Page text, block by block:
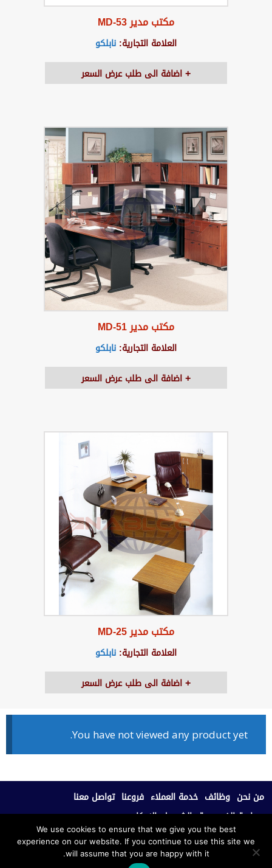
مكتب مدير MD-53
العلامة التجارية: نابلكو
اضافة الى طلب عرض السعر
مكتب مدير MD-51
العلامة التجارية: نابلكو
اضافة الى طلب عرض السعر
مكتب مدير MD-25
العلامة التجارية: نابلكو
اضافة الى طلب عرض السعر
You have not viewed any product yet.
من نحن وظائف خدمة العملاء فروعنا تواصل معنا
سياسة الخصوصية الشروط والاحكام
جميع الحقوق محفوظة © 2020، نابلكو للأثاث المكتبي.
We use cookies to ensure that we give you the best
experience on our website. If you continue to use this site we
will assume that you are happy with it.